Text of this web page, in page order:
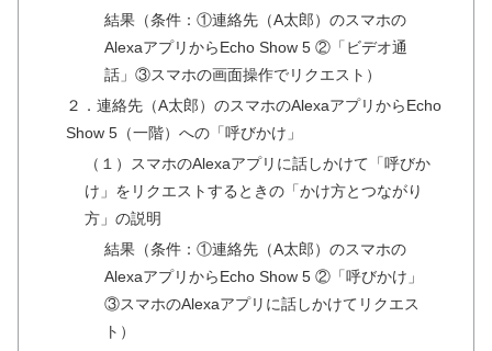
結果（条件：①連絡先（A太郎）のスマホの
AlexaアプリからEcho Show 5 ②「ビデオ通
話」③スマホの画面操作でリクエスト）
２．連絡先（A太郎）のスマホのAlexaアプリからEcho
Show 5（一階）への「呼びかけ」
（１）スマホのAlexaアプリに話しかけて「呼びか
け」をリクエストするときの「かけ方とつながり
方」の説明
結果（条件：①連絡先（A太郎）のスマホの
AlexaアプリからEcho Show 5 ②「呼びかけ」
③スマホのAlexaアプリに話しかけてリクエス
ト）